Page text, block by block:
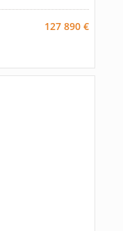
127 890 €